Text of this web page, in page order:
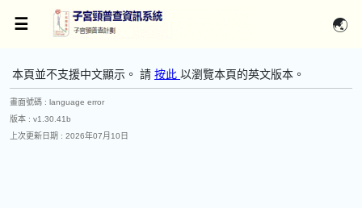
本頁並不支援中文顯示。 請 按此
版本 :
上次更新日期 :